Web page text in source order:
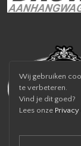
Wij gebruiken
te verbeteren.
Vind je dit goed?
Lees onze